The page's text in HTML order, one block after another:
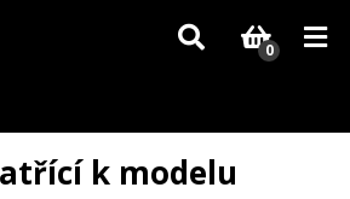
se může dodání dílů, které nejsou skladem,
Děkujeme za pochopení.
0
k modelu